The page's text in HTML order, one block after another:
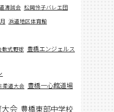
濤誠会 松岡怜子バレエ団
浜道地区体育館
軟式野球 豊橋エンジェルス
柔道大会 豊橋一心館道場
会 豊橋東部中学校